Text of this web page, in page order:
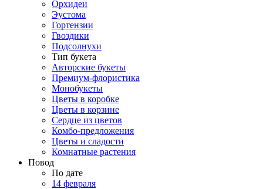
Орхидеи
Эустома
Гортензии
Гвоздики
Подсолнухи
Тип букета
Авторские букеты
Премиум-флористика
Монобукеты
Цветы в коробке
Цветы в корзине
Сердце из цветов
Комбо-предложения
Цветы и сладости
Комнатные растения
Повод
По дате
14 февраля